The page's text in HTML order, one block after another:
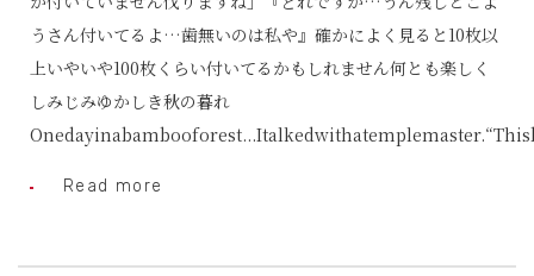
うさん付いてるよ…歯無いのは私や』確かによく見ると10枚以
上いやいや100枚くらい付いてるかもしれません何とも楽しく
しみじみゆかしき秋の暮れ
Read more